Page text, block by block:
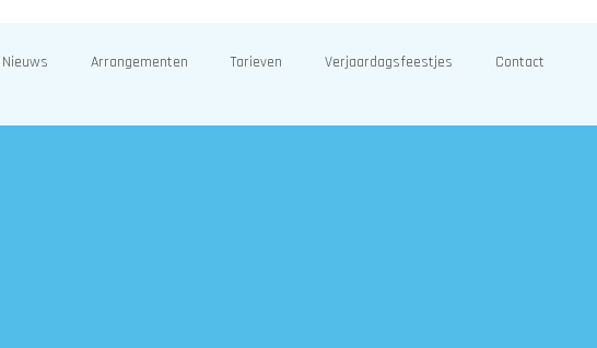
Nieuws Arrangementen Tarieven Verjaardagsfeestjes Contact